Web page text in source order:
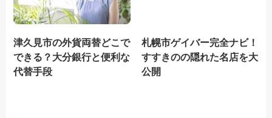
津久見市の外貨両替どこで
できる？大分銀行と便利な
代替手段
札幌市ゲイバー完全ナビ！
すすきのの隠れた名店を大
公開